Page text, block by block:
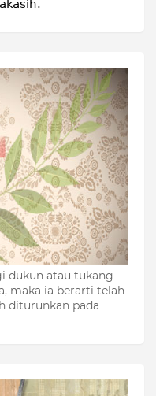
dukun atau tukang
maka ia berarti telah
diturunkan pada